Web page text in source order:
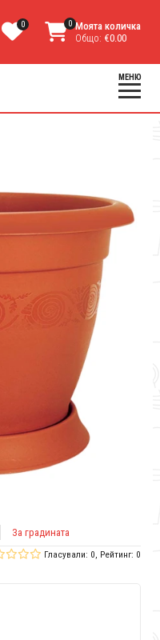
0 0 Моята количка
Общо: €0.00
МЕНЮ
За градината
Гласували: 0, Рейтинг: 0